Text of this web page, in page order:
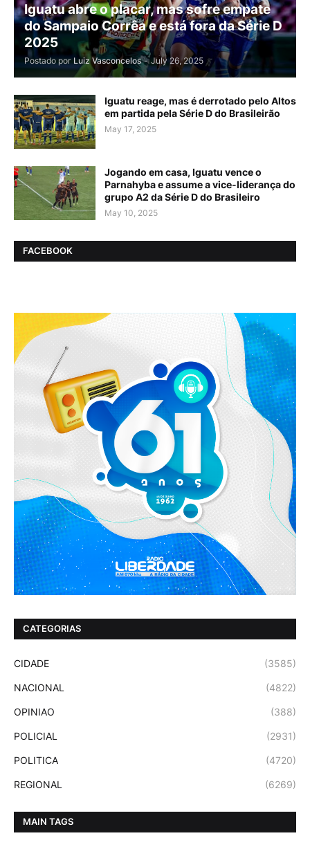
Iguatu abre o placar, mas sofre empate
do Sampaio Corrêa e está fora da Série D
2025
Postado por Luiz Vasconcelos - July 26, 2025
Iguatu reage, mas é derrotado pelo Altos
em partida pela Série D do Brasileirão
May 17, 2025
Jogando em casa, Iguatu vence o
Parnahyba e assume a vice-liderança do
grupo A2 da Série D do Brasileiro
May 10, 2025
FACEBOOK
CATEGORIAS
CIDADE (3585)
NACIONAL (4822)
OPINIAO (388)
POLICIAL (2931)
POLITICA (4720)
REGIONAL (6269)
MAIN TAGS